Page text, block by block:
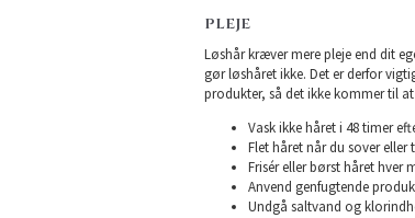
PLEJE
Løshår kræver mere pleje end dit
gør løshåret ikke. Det er derfor
produkter, så det ikke kommer til
Vask ikke håret i 48 timer
Flet håret når du sover eller
Frisér eller børst håret hver
Anvend genfugtende
Undgå saltvand og